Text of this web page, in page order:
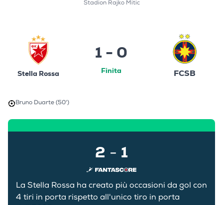
Stadion Rajko Mitic
Stella Rossa
1 - 0
Finita FCSB
Bruno Duarte (50')
2 - 1
La Stella Rossa ha creato più occasioni da gol con
4 tiri in porta rispetto all'unico tiro in porta